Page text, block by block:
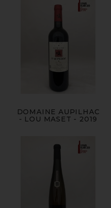
DOMAINE AUPILHAC
- LOU MASET - 2019